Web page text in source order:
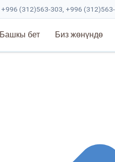
+996 (312)563-303, +996
Башкы бет Биз жөнүндө